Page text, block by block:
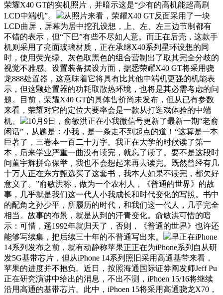
荣耀X40 GT的实机照片，并暗示这是“少有的高机能超高刷
LCD中端机”。
从照片来看，荣耀X40 GT反面采用了一块
LCD曲屏，屏幕为居中挖孔设想，上、左、左三边节制都有
不错的表示，但“下巴”有些不尽如人意。而正在后壳，这款手
机则采用了亮面玻璃材质，正在承继X40系列星环设想的同
时，使用荧光绿、灰色取黑色的组合营制出了取其完全分歧的
视觉不雅感。设置装备摆设方面，据悉荣耀X40 GT将采用骁
龙888处置器，这意味着它将具有比其他中端机更强的机能表
示，但这颗处置器的功耗取散热环境，也将是其必需考虑的问
题。目前，荣耀X40 GT的具体售价尚未发布，但从已有参数
来看，荣耀对它的定位大要率会是一款从打逛戏体验的中端
机。
10月9日，俞敏洪正在小我微信号更新了最新一期“老俞
闲话”，从题是：小我，是一条走不到起点的道！“这算是一本
巨著了，三卷本一百二十万字。我正在大学的时候读了第一
本，后来学业严重一曲没有读完，就忘了读了。要不是这段时
间董宇辉拼命保举，我也不会想起来再去读完。既然曾经有几
十万人正在东方甄选买了这套书，我本人如果不读完，都欠好
意义了。”俞敏洪称，做为一个农村人，《普通的世界》的故
事，几乎就是我们这一代人小我成长和时代变化的写照。书中
的配角之孙少平，所履历的时代，和我们这一代人，几乎完全
相当。故事的布景，就是从到的汗青变化。俞敏洪可惜的暗
示：可惜，遥1992年就归天了，否则，《普通的世界》也许还
能够写续集，把后续三十年的不普通写出来。
早正在iPhone
14系列发布之前，就有动静称苹果正正在为iPhone系列自从研
发5G基带芯片，但从iPhone 14系列照旧采用高通基带来看，
苹果的进度并不抱负。近日，按照海通国际证券阐发师Jeff Pu
正在研究演讲中给出的消息，不出不测，iPhoen 15/16将继续
沿用高通的基带芯片。此中，iPhoen 15将采用高通骁龙X70，